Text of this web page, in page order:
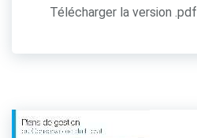
Télécharger la version .pdf